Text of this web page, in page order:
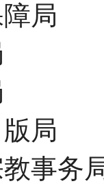
局
局
事务